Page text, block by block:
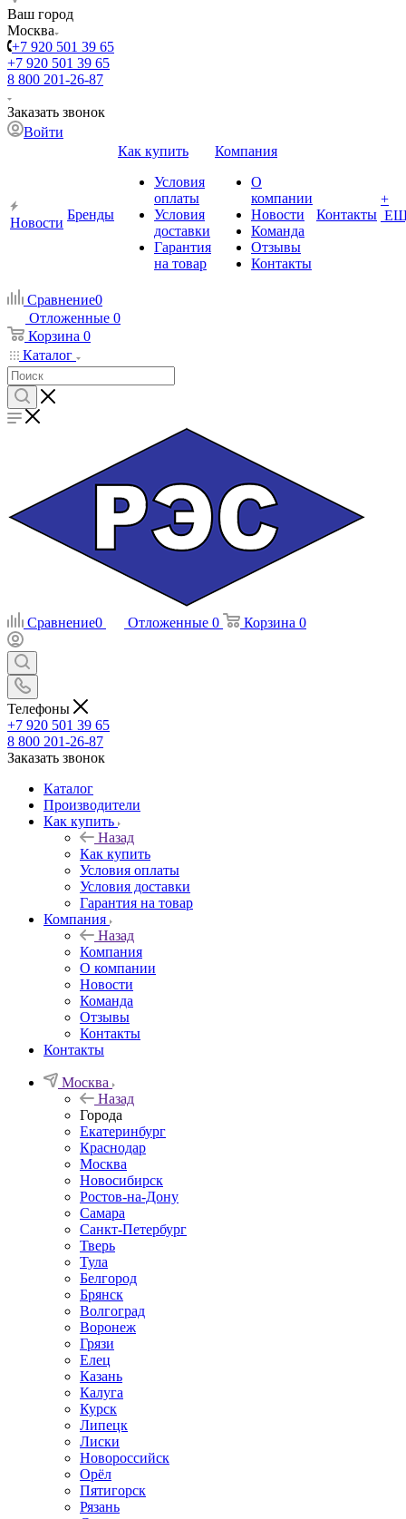
Ваш город
Москва
+7 920 501 39 65
+7 920 501 39 65
8 800 201-26-87
Заказать звонок
Войти
Новости
Бренды
Как купить
Условия
оплаты
Условия
доставки
Гарантия
на товар
Компания
О
компании
Новости
Команда
Отзывы
Контакты
Контакты
+
Сравнение0
Отложенные 0
Корзина 0
Каталог
Сравнение0 Отложенные 0 Корзина 0
Телефоны
+7 920 501 39 65
8 800 201-26-87
Заказать звонок
Каталог
Производители
Как купить
Назад
Как купить
Условия оплаты
Условия доставки
Гарантия на товар
Компания
Назад
Компания
О компании
Новости
Команда
Отзывы
Контакты
Контакты
Москва
Назад
Города
Екатеринбург
Краснодар
Москва
Новосибирск
Ростов-на-Дону
Самара
Санкт-Петербург
Тверь
Тула
Белгород
Брянск
Волгоград
Воронеж
Грязи
Елец
Казань
Калуга
Курск
Липецк
Лиски
Новороссийск
Орёл
Пятигорск
Рязань